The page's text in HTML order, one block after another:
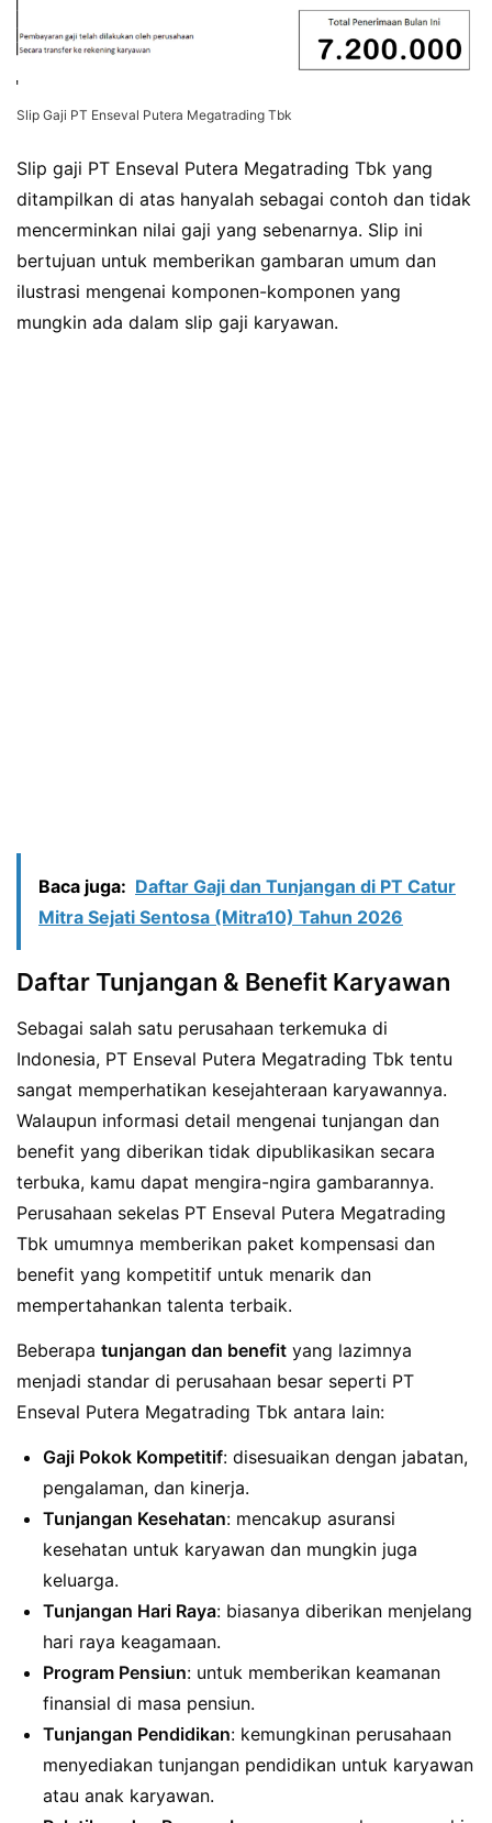
Slip Gaji PT Enseval Putera Megatrading Tbk
Slip gaji PT Enseval Putera Megatrading Tbk yang
ditampilkan di atas hanyalah sebagai contoh dan tidak
mencerminkan nilai gaji yang sebenarnya. Slip ini
bertujuan untuk memberikan gambaran umum dan
ilustrasi mengenai komponen-komponen yang
mungkin ada dalam slip gaji karyawan.
Baca juga: Daftar Gaji dan Tunjangan di PT Catur
Mitra Sejati Sentosa (Mitra10) Tahun 2026
Daftar Tunjangan & Benefit Karyawan
Sebagai salah satu perusahaan terkemuka di
Indonesia, PT Enseval Putera Megatrading Tbk tentu
sangat memperhatikan kesejahteraan karyawannya.
Walaupun informasi detail mengenai tunjangan dan
benefit yang diberikan tidak dipublikasikan secara
terbuka, kamu dapat mengira-ngira gambarannya.
Perusahaan sekelas PT Enseval Putera Megatrading
Tbk umumnya memberikan paket kompensasi dan
benefit yang kompetitif untuk menarik dan
mempertahankan talenta terbaik.
Beberapa tunjangan dan benefit yang lazimnya
menjadi standar di perusahaan besar seperti PT
Enseval Putera Megatrading Tbk antara lain:
Gaji Pokok Kompetitif: disesuaikan dengan jabatan,
pengalaman, dan kinerja.
Tunjangan Kesehatan: mencakup asuransi
kesehatan untuk karyawan dan mungkin juga
keluarga.
Tunjangan Hari Raya: biasanya diberikan menjelang
hari raya keagamaan.
Program Pensiun: untuk memberikan keamanan
finansial di masa pensiun.
Tunjangan Pendidikan: kemungkinan perusahaan
menyediakan tunjangan pendidikan untuk karyawan
atau anak karyawan.